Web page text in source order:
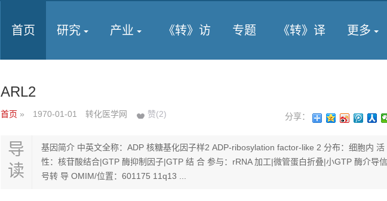
首页 研究 产业 《转》访 专题 《转》译 更多
ARL2
首页 » 1970-01-01 转化医学网 赞(2) 分享：
导
读
基因简介 中英文全称：ADP 核糖基化因子样2 ADP-ribosylation factor-like 2 分布：细胞内 活
性：核苷酸结合|GTP 酶抑制因子|GTP 结 合 参与：rRNA 加工|微管蛋白折叠|小GTP 酶介导信
号转 导 OMIM/位置：601175 11q13 ...